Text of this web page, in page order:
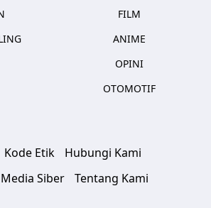
FILM
ANIME
OPINI
OTOMOTIF
Kode Etik
Hubungi Kami
Siber
Tentang Kami